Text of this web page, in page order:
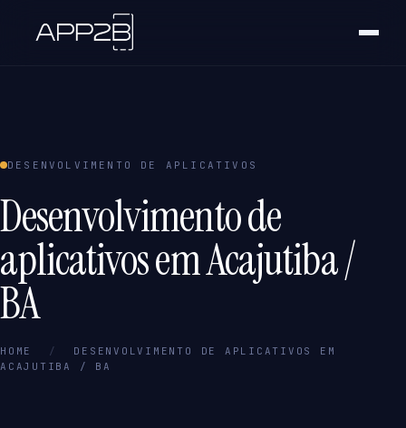
DESENVOLVIMENTO DE APLICATIVOS
Desenvolvimento de
aplicativos em Acajutiba /
BA
HOME /
DESENVOLVIMENTO DE APLICATIVOS EM
ACAJUTIBA / BA